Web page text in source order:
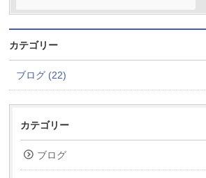
カテゴリー
ブログ (22)
カテゴリー
ブログ